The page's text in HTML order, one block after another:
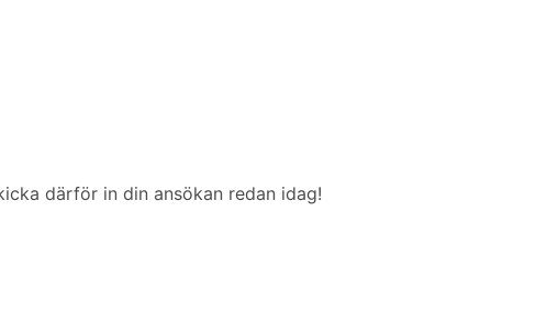
därför in din ansökan redan idag!